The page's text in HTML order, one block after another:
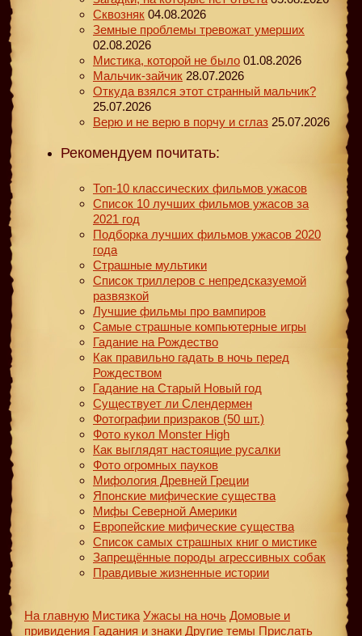
Сквозняк 04.08.2026
Земные проблемы тревожат умерших
02.08.2026
Мистика, которой не было 01.08.2026
Мальчик-зайчик 28.07.2026
Откуда взялся этот странный мальчик?
25.07.2026
Верю и не верю в порчу и сглаз 25.07.2026
Рекомендуем почитать:
Топ-10 классических фильмов ужасов
Список 10 лучших фильмов ужасов за
2021 год
Подборка лучших фильмов ужасов 2020
года
Страшные мультики
Список триллеров с непредсказуемой
развязкой
Лучшие фильмы про вампиров
Самые страшные компьютерные игры
Гадание на Рождество
Как правильно гадать в ночь перед
Рождеством
Гадание на Старый Новый год
Существует ли Слендермен
Фотографии призраков (50 шт.)
Фото кукол Monster High
Как выглядят настоящие русалки
Фото огромных пауков
Мифология Древней Греции
Японские мифические существа
Мифы Северной Америки
Европейские мифические существа
Список самых страшных книг о мистике
Запрещённые породы агрессивных собак
Правдивые жизненные истории
На главную Мистика Ужасы на ночь Домовые и
привидения Гадания и знаки Другие темы Прислать